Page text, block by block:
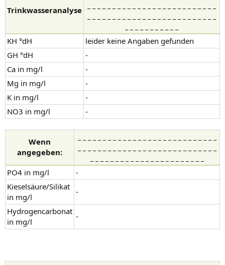
Trinkwasseranalyse
KH °dH
leider keine Angaben gefunden
GH °dH
-
Ca in mg/l
-
Mg in mg/l
-
K in mg/l
-
NO3 in mg/l
-
Wenn
angegeben:
PO4 in mg/l
-
Kieselsäure/Silikat
in mg/l
-
Hydrogencarbonat
in mg/l
-